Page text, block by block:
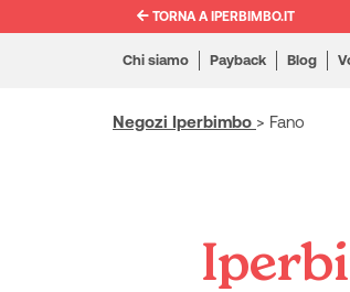
TORNA A IPERBIMBO.IT
Chi siamo Payback Blog
Negozi Iperbimbo > Fano